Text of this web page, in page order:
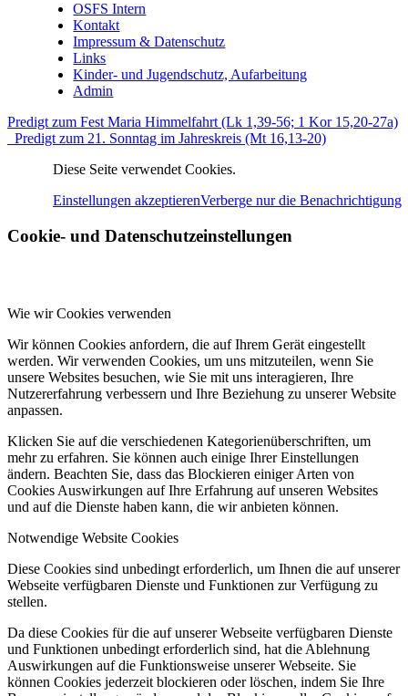
OSFS Intern
Kontakt
Impressum & Datenschutz
Links
Kinder- und Jugendschutz, Aufarbeitung
Admin
Predigt zum Fest Maria Himmelfahrt (Lk 1,39-56; 1 Kor 15,20-27a)
Predigt zum 21. Sonntag im Jahreskreis (Mt 16,13-20)
Diese Seite verwendet Cookies.
Einstellungen akzeptierenVerberge nur die Benachrichtigung
Cookie- und Datenschutzeinstellungen
Wie wir Cookies verwenden
Wir können Cookies anfordern, die auf Ihrem Gerät eingestellt
werden. Wir verwenden Cookies, um uns mitzuteilen, wenn Sie
unsere Websites besuchen, wie Sie mit uns interagieren, Ihre
Nutzererfahrung verbessern und Ihre Beziehung zu unserer Website
anpassen.
Klicken Sie auf die verschiedenen Kategorienüberschriften, um
mehr zu erfahren. Sie können auch einige Ihrer Einstellungen
ändern. Beachten Sie, dass das Blockieren einiger Arten von
Cookies Auswirkungen auf Ihre Erfahrung auf unseren Websites
und auf die Dienste haben kann, die wir anbieten können.
Notwendige Website Cookies
Diese Cookies sind unbedingt erforderlich, um Ihnen die auf unserer
Webseite verfügbaren Dienste und Funktionen zur Verfügung zu
stellen.
Da diese Cookies für die auf unserer Webseite verfügbaren Dienste
und Funktionen unbedingt erforderlich sind, hat die Ablehnung
Auswirkungen auf die Funktionsweise unserer Webseite. Sie
können Cookies jederzeit blockieren oder löschen, indem Sie Ihre